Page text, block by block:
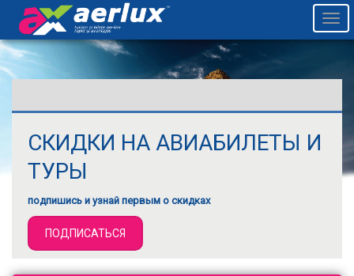
СКИДКИ НА АВИАБИЛЕТЫ И
ТУРЫ
подпишись и узнай первым о скидках
ПОДПИСАТЬСЯ